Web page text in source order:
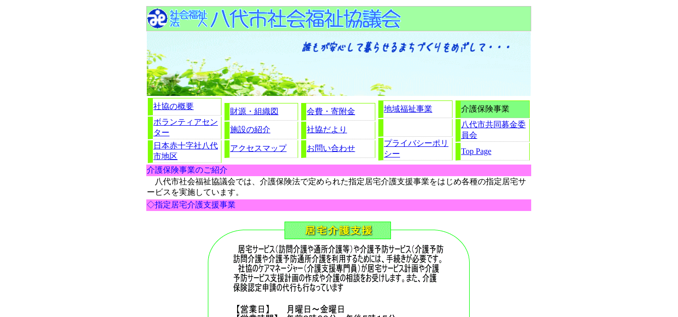
社協の概要
ボランティアセン
ター
日本赤十字社八代
市地区
財源・組織図
施設の紹介
アクセスマップ
会費・寄附金
社協だより
お問い合わせ
地域福祉事業
プライバシーポリ
シー
介護保険事業
八代市共同募金委
員会
Top Page
介護保険事業のご紹介
八代市社会福祉協議会では、介護保険法で定められた指定居宅介護支援事業をはじめ各種の指定居宅サ
ービスを実施しています。
◇指定居宅介護支援事業